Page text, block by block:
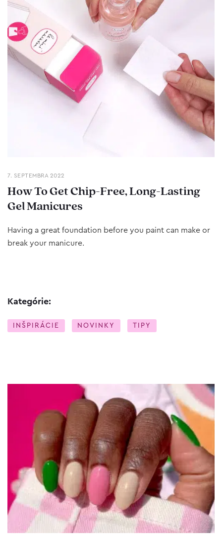
7. SEPTEMBRA 2022
How To Get Chip-Free, Long-Lasting
Gel Manicures
Having a great foundation before you paint can make or
break your manicure.
Kategórie:
INŠPIRÁCIE NOVINKY TIPY